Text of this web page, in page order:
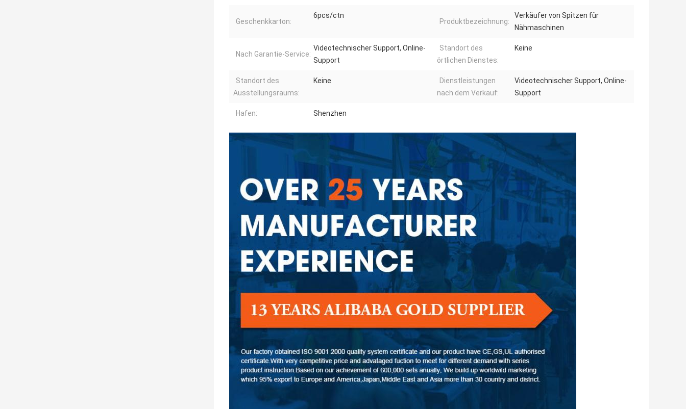
Geschenkkarton:
6pcs/ctn
Produktbezeichnung:
Verkäufer von Spitzen für
Nähmaschinen
Nach Garantie-Service:
Videotechnischer Support, Online-
Support
Standort des
örtlichen Dienstes:
Keine
Standort des
Ausstellungsraums:
Keine
Dienstleistungen
nach dem Verkauf:
Videotechnischer Support, Online-
Support
Hafen: Shenzhen